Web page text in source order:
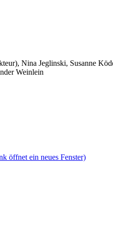
Nina Jeglinski, Susanne
Weinlein
öffnet ein neues Fenster)